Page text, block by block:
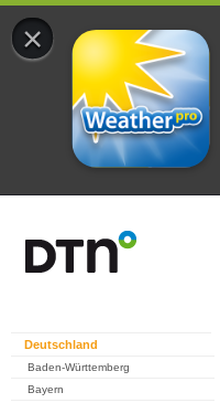
×
Deutschland
Baden-Württemberg
Bayern